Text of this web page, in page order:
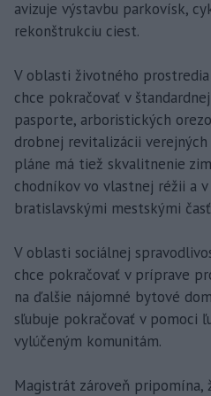
avizuje výstavbu parkovísk,
rekonštrukciu ciest.
V oblasti životného
chce pokračovať v
pasporte, arboristických
drobnej revitalizácii
pláne má tiež skvalitnenie
chodníkov vo vlastnej réžii a
bratislavskými mestskými
V oblasti sociálnej
chce pokračovať v príprave
na ďalšie nájomné bytové
sľubuje pokračovať v pomoci
vylúčeným komunitám.
Magistrát zároveň